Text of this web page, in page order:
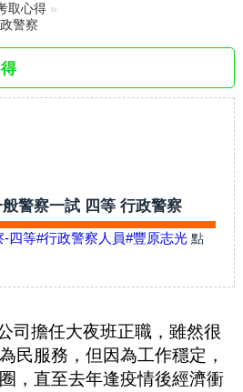
取心得 »
警察
般警察一試 四等 行政警察
-四等#行政警察人員#豐原志光 點
司擔任大夜班正職，雖然很
民服務，但因為工作穩定，
，直至去年逢疫情後經濟衝